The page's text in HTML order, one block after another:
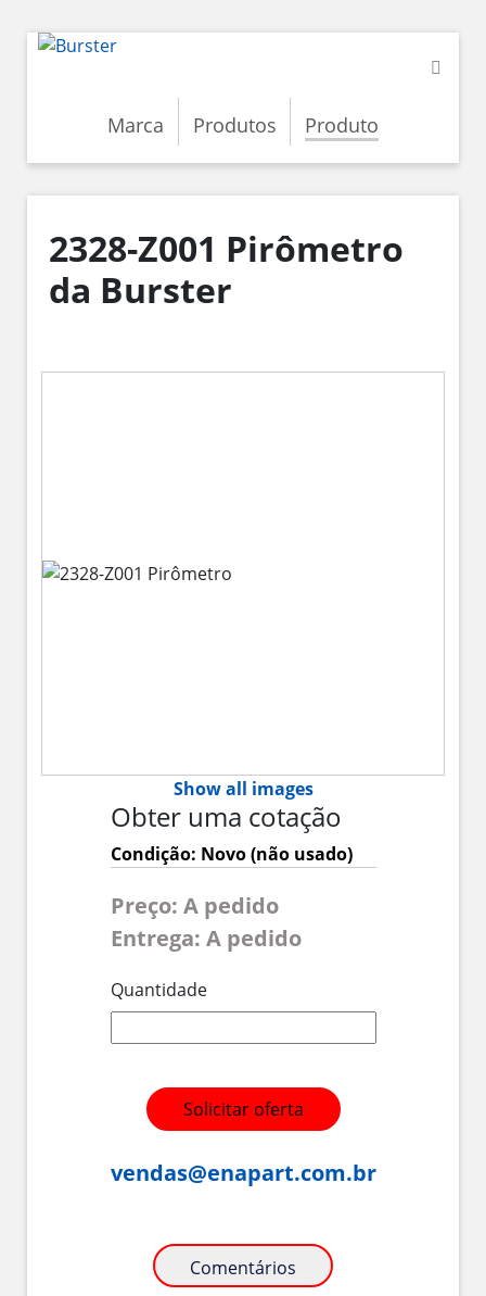
Marca Produtos Produto
2328-Z001 Pirômetro
da Burster
Show all images
Obter uma cotação
Condição: Novo (não usado)
Preço: A pedido
Entrega: A pedido
Quantidade
Solicitar oferta
vendas@enapart.com.br
Comentários